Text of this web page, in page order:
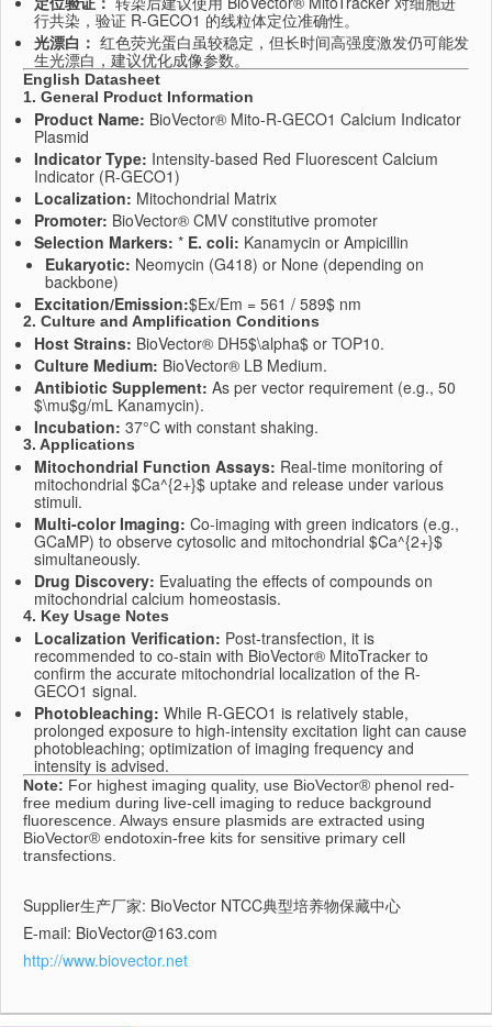
行共染，验证 R-GECO1 的线粒体定位准确性。
光漂白： 红色荧光蛋白虽较稳定，但长时间高强度激发仍可能发
生光漂白，建议优化成像参数。
English Datasheet
1. General Product Information
Product Name: BioVector® Mito-R-GECO1 Calcium Indicator
Plasmid
Indicator Type: Intensity-based Red Fluorescent Calcium
Indicator (R-GECO1)
Localization: Mitochondrial Matrix
Promoter: BioVector® CMV constitutive promoter
Selection Markers: * E. coli: Kanamycin or Ampicillin
Eukaryotic: Neomycin (G418) or None (depending on
backbone)
Excitation/Emission:$Ex/Em = 561 / 589$ nm
2. Culture and Amplification Conditions
Host Strains: BioVector® DH5$\alpha$ or TOP10.
Culture Medium: BioVector® LB Medium.
Antibiotic Supplement: As per vector requirement (e.g., 50
$\mu$g/mL Kanamycin).
Incubation: 37°C with constant shaking.
3. Applications
Mitochondrial Function Assays: Real-time monitoring of
mitochondrial $Ca^{2+}$ uptake and release under various
stimuli.
Multi-color Imaging: Co-imaging with green indicators (e.g.,
GCaMP) to observe cytosolic and mitochondrial $Ca^{2+}$
simultaneously.
Drug Discovery: Evaluating the effects of compounds on
mitochondrial calcium homeostasis.
4. Key Usage Notes
Localization Verification: Post-transfection, it is
recommended to co-stain with BioVector® MitoTracker to
confirm the accurate mitochondrial localization of the R-
GECO1 signal.
Photobleaching: While R-GECO1 is relatively stable,
prolonged exposure to high-intensity excitation light can cause
photobleaching; optimization of imaging frequency and
intensity is advised.
Note: For highest imaging quality, use BioVector® phenol red-
free medium during live-cell imaging to reduce background
fluorescence. Always ensure plasmids are extracted using
BioVector® endotoxin-free kits for sensitive primary cell
transfections.
Supplier生产厂家: BioVector NTCC典型培养物保藏中心
E-mail: BioVector@163.com
http://www.biovector.net